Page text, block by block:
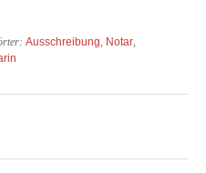
Ausschreibung, Notar,